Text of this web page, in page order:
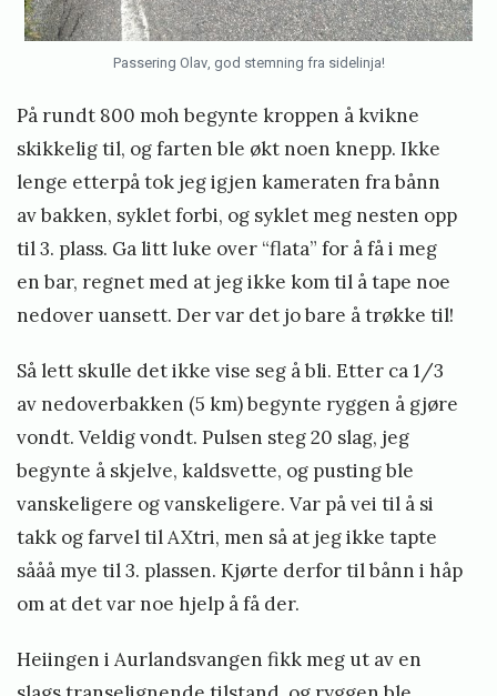
Passering Olav, god stemning fra sidelinja!
På rundt 800 moh begynte kroppen å kvikne
skikkelig til, og farten ble økt noen knepp. Ikke
lenge etterpå tok jeg igjen kameraten fra bånn
av bakken, syklet forbi, og syklet meg nesten opp
til 3. plass. Ga litt luke over “flata” for å få i meg
en bar, regnet med at jeg ikke kom til å tape noe
nedover uansett. Der var det jo bare å trøkke til!
Så lett skulle det ikke vise seg å bli. Etter ca 1/3
av nedoverbakken (5 km) begynte ryggen å gjøre
vondt. Veldig vondt. Pulsen steg 20 slag, jeg
begynte å skjelve, kaldsvette, og pusting ble
vanskeligere og vanskeligere. Var på vei til å si
takk og farvel til AXtri, men så at jeg ikke tapte
sååå mye til 3. plassen. Kjørte derfor til bånn i håp
om at det var noe hjelp å få der.
Heiingen i Aurlandsvangen fikk meg ut av en